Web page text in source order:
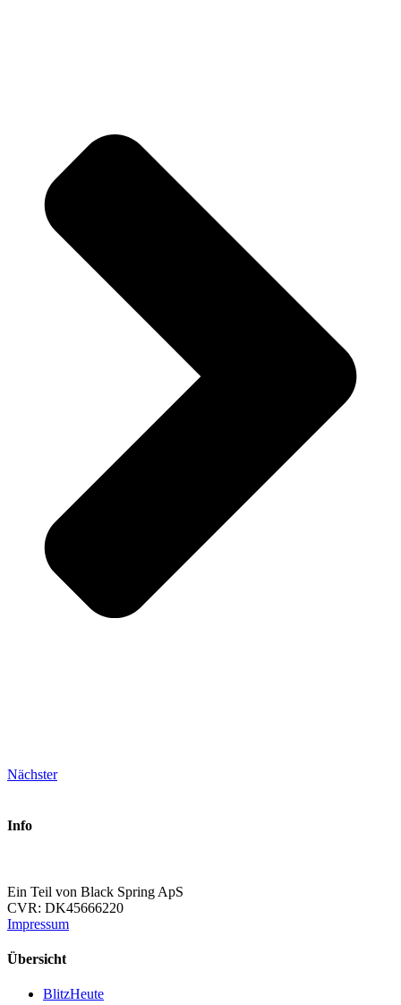
Nächster
Info
Ein Teil von Black Spring ApS
CVR: DK45666220
Impressum
Übersicht
BlitzHeute